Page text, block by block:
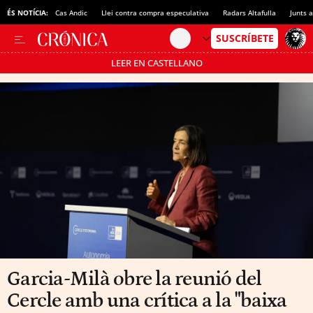
ÉS NOTÍCIA: Cas Andic Llei contra compra especulativa Radars Altafulla Junts
LEER EN CASTELLANO
Passa’t al mode estalvi
Garcia-Milà obre la reunió del
Cercle amb una crítica a la "baixa